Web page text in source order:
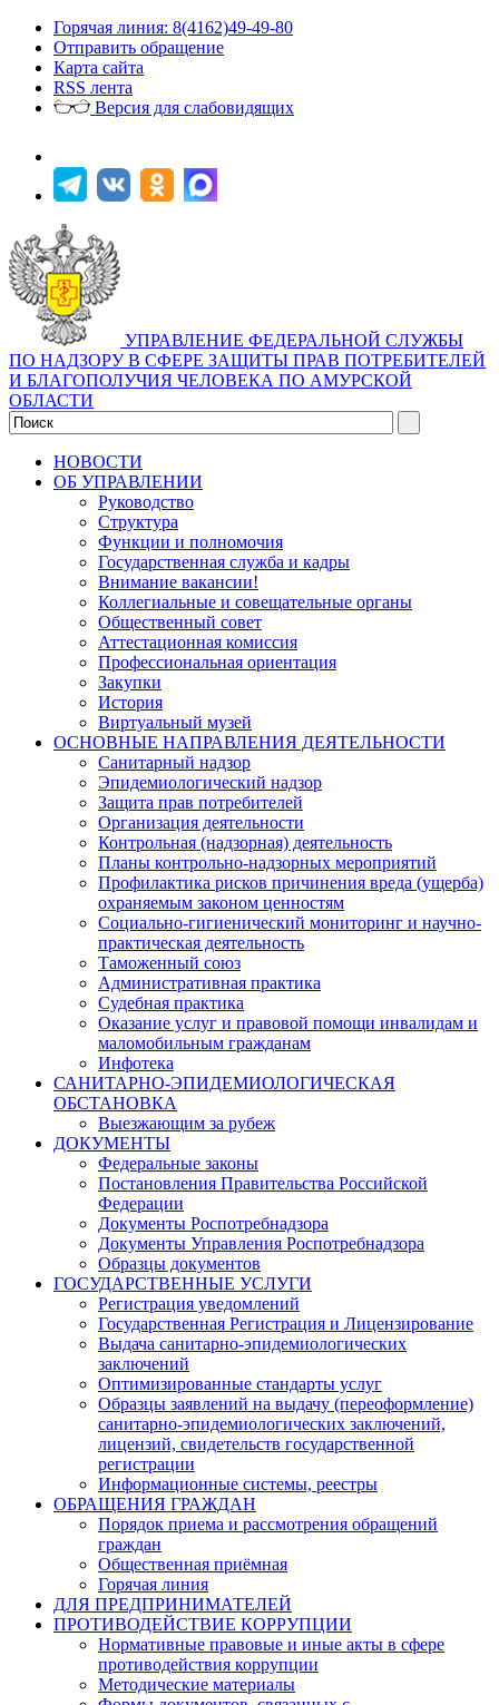
Горячая линия: 8(4162)49-49-80
Отправить обращение
Карта сайта
RSS лента
Версия для слабовидящих
УПРАВЛЕНИЕ ФЕДЕРАЛЬНОЙ СЛУЖБЫ
ПО НАДЗОРУ В СФЕРЕ ЗАЩИТЫ ПРАВ ПОТРЕБИТЕЛЕЙ
И БЛАГОПОЛУЧИЯ ЧЕЛОВЕКА ПО АМУРСКОЙ
ОБЛАСТИ
НОВОСТИ
ОБ УПРАВЛЕНИИ
Руководство
Структура
Функции и полномочия
Государственная служба и кадры
Внимание вакансии!
Коллегиальные и совещательные органы
Общественный совет
Аттестационная комиссия
Профессиональная ориентация
Закупки
История
Виртуальный музей
ОСНОВНЫЕ НАПРАВЛЕНИЯ ДЕЯТЕЛЬНОСТИ
Санитарный надзор
Эпидемиологический надзор
Защита прав потребителей
Организация деятельности
Контрольная (надзорная) деятельность
Планы контрольно-надзорных мероприятий
Профилактика рисков причинения вреда (ущерба)
охраняемым законом ценностям
Социально-гигиенический мониторинг и научно-
практическая деятельность
Таможенный союз
Административная практика
Судебная практика
Оказание услуг и правовой помощи инвалидам и
маломобильным гражданам
Инфотека
САНИТАРНО-ЭПИДЕМИОЛОГИЧЕСКАЯ
ОБСТАНОВКА
Выезжающим за рубеж
ДОКУМЕНТЫ
Федеральные законы
Постановления Правительства Российской
Федерации
Документы Роспотребнадзора
Документы Управления Роспотребнадзора
Образцы документов
ГОСУДАРСТВЕННЫЕ УСЛУГИ
Регистрация уведомлений
Государственная Регистрация и Лицензирование
Выдача санитарно-эпидемиологических
заключений
Оптимизированные стандарты услуг
Образцы заявлений на выдачу (переоформление)
санитарно-эпидемиологических заключений,
лицензий, свидетельств государственной
регистрации
Информационные системы, реестры
ОБРАЩЕНИЯ ГРАЖДАН
Порядок приема и рассмотрения обращений
граждан
Общественная приёмная
Горячая линия
ДЛЯ ПРЕДПРИНИМАТЕЛЕЙ
ПРОТИВОДЕЙСТВИЕ КОРРУПЦИИ
Нормативные правовые и иные акты в сфере
противодействия коррупции
Методические материалы